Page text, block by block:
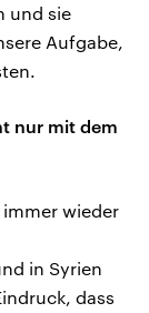
und sie
Aufgabe,
nur mit dem
immer wieder
in Syrien
dass